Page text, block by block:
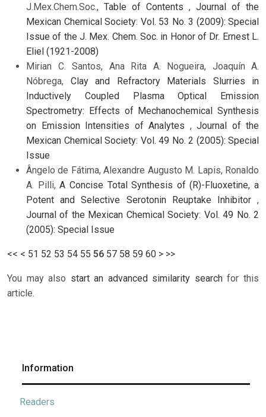
J.Mex.Chem.Soc., Table of Contents , Journal of the
Mexican Chemical Society: Vol. 53 No. 3 (2009): Special
Issue of the J. Mex. Chem. Soc. in Honor of Dr. Ernest L.
Eliel (1921-2008)
Mirian C. Santos, Ana Rita A. Nogueira, Joaquín A.
Nóbrega, Clay and Refractory Materials Slurries in
Inductively Coupled Plasma Optical Emission
Spectrometry: Effects of Mechanochemical Synthesis
on Emission Intensities of Analytes , Journal of the
Mexican Chemical Society: Vol. 49 No. 2 (2005): Special
Issue
Ângelo de Fátima, Alexandre Augusto M. Lapis, Ronaldo
A. Pilli,A Concise Total Synthesis of (R)-Fluoxetine, a
Potent and Selective Serotonin Reuptake Inhibitor ,
Journal of the Mexican Chemical Society: Vol. 49 No. 2
(2005): Special Issue
<< < 51 52 53 54 55 56 57 58 59 60 > >>
You may also start an advanced similarity searchfor this
article.
Information
Readers